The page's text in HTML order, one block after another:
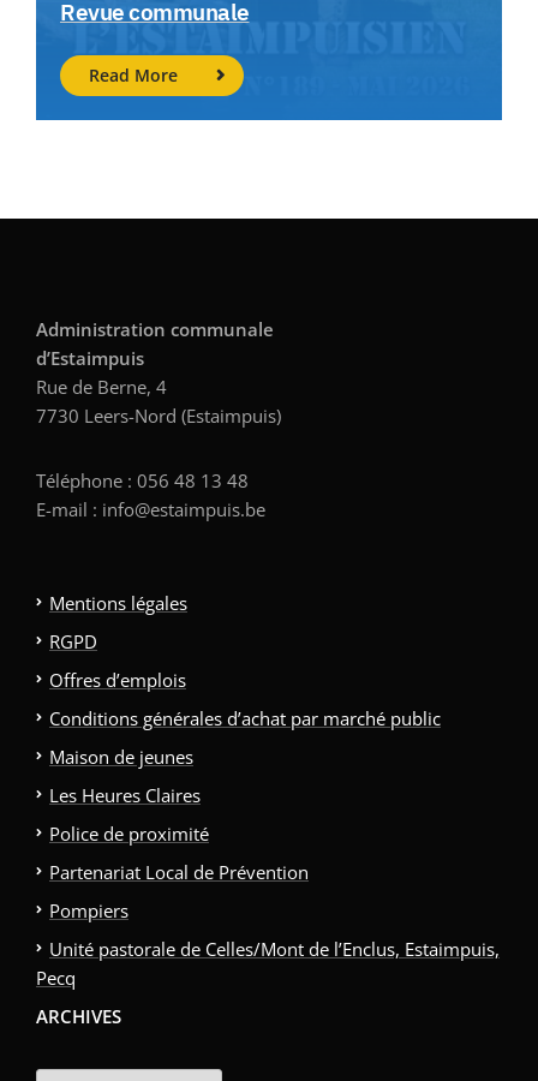
Revue communale
Read More
Administration communale
d’Estaimpuis
Rue de Berne, 4
7730 Leers-Nord (Estaimpuis)
Téléphone : 056 48 13 48
E-mail : info@estaimpuis.be
Mentions légales
RGPD
Offres d’emplois
Conditions générales d’achat par marché public
Maison de jeunes
Les Heures Claires
Police de proximité
Partenariat Local de Prévention
Pompiers
Unité pastorale de Celles/Mont de l’Enclus, Estaimpuis,
Pecq
ARCHIVES